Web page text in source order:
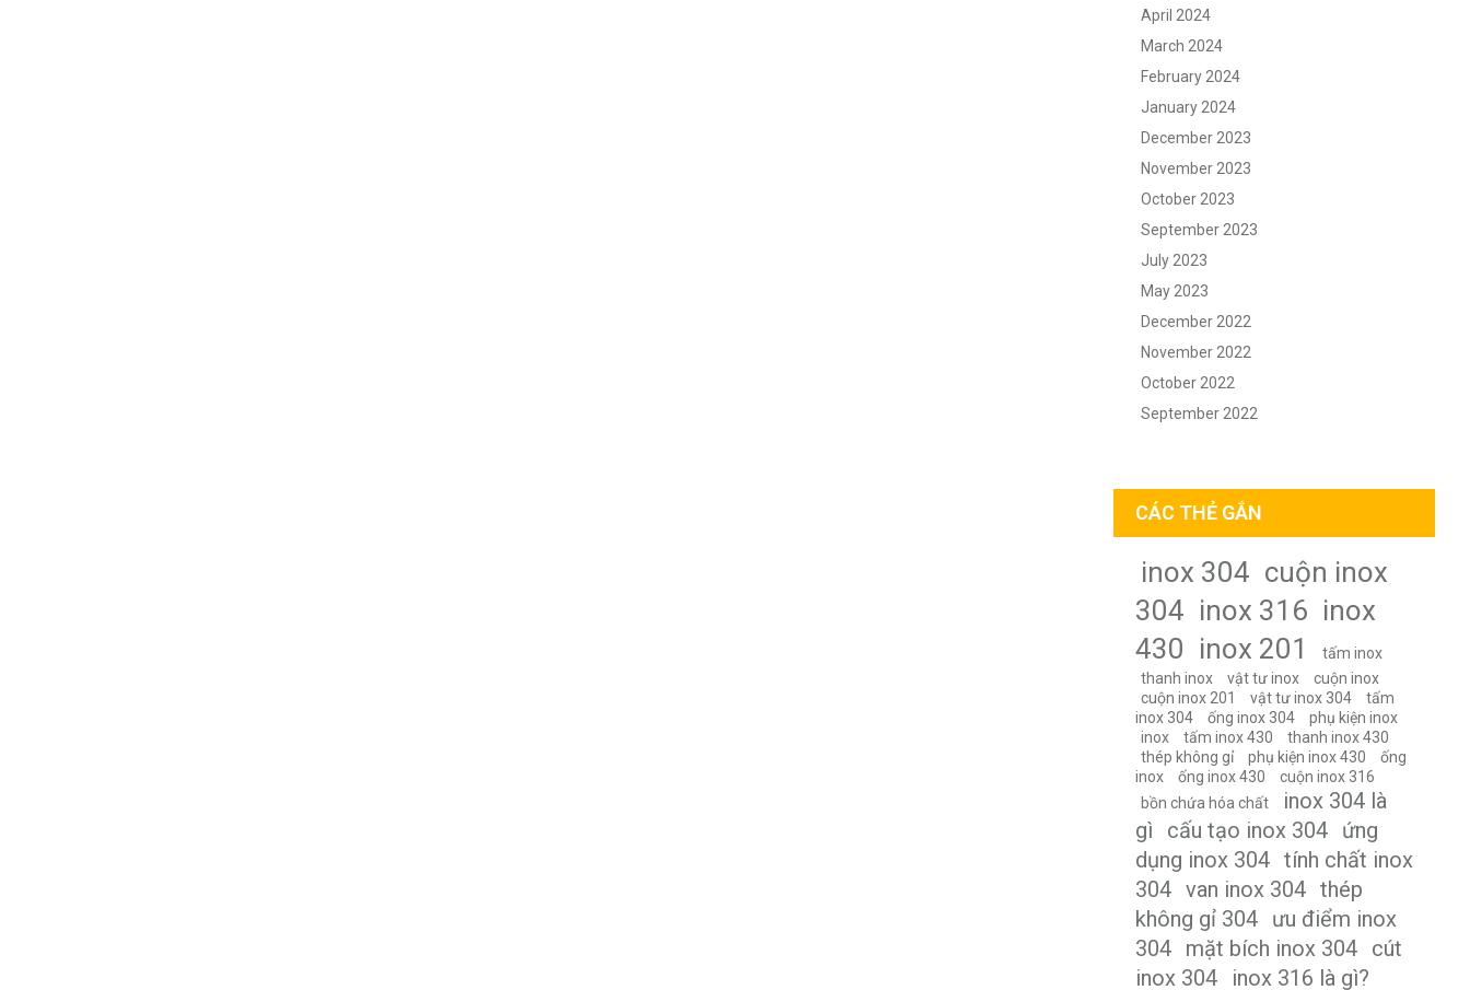
April 2024
March 2024
February 2024
January 2024
December 2023
November 2023
October 2023
September 2023
July 2023
May 2023
December 2022
November 2022
October 2022
September 2022
CÁC THẺ GẮN
inox 304 cuộn inox
304 inox 316 inox
430 inox 201
tấm inox
thanh inox
vật tư inox
cuộn inox
cuộn inox 201
vật tư inox 304
tấm
inox 304
ống inox 304
phụ kiện inox
inox
tấm inox 430
thanh inox 430
thép không gỉ
phụ kiện inox 430
ống
inox
ống inox 430
cuộn inox 316
bồn chứa hóa chất
inox 304 là
gì
cấu tạo inox 304
ứng
dụng inox 304 tính chất inox
304 van inox 304 thép
không gỉ 304
ưu điểm inox
304
mặt bích inox 304
cút
inox 304
inox 316 là gì?